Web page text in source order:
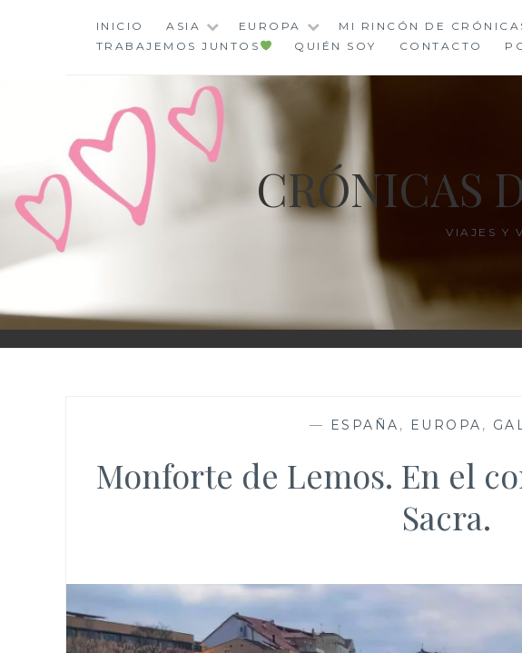
INICIO ASIA EUROPA MI RINCÓN DE
TRABAJEMOS JUNTOS
QUIÉN SOY CONTACTO
CRÓNICAS
VIAJES Y
— ESPAÑA , EUROPA ,
Monforte de Lemos. En el
Sacra.